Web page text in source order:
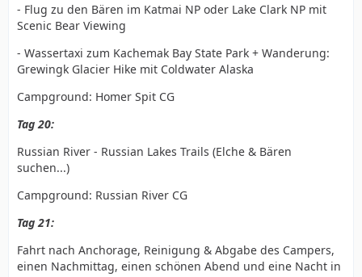
- Flug zu den Bären im Katmai NP oder Lake Clark NP mit
Scenic Bear Viewing
- Wassertaxi zum Kachemak Bay State Park + Wanderung:
Grewingk Glacier Hike mit Coldwater Alaska
Campground: Homer Spit CG
Tag 20:
Russian River - Russian Lakes Trails (Elche & Bären
suchen...)
Campground: Russian River CG
Tag 21:
Fahrt nach Anchorage, Reinigung & Abgabe des Campers,
einen Nachmittag, einen schönen Abend und eine Nacht in